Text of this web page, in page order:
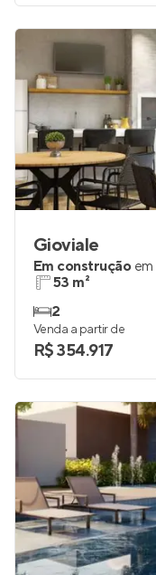
Gioviale
Em construção em
53 m²
2
Venda a partir de
R$ 354.917